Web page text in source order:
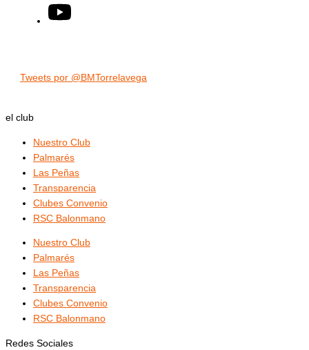
Tweets por @BMTorrelavega
el club
Nuestro Club
Palmarés
Las Peñas
Transparencia
Clubes Convenio
RSC Balonmano
Nuestro Club
Palmarés
Las Peñas
Transparencia
Clubes Convenio
RSC Balonmano
Redes Sociales